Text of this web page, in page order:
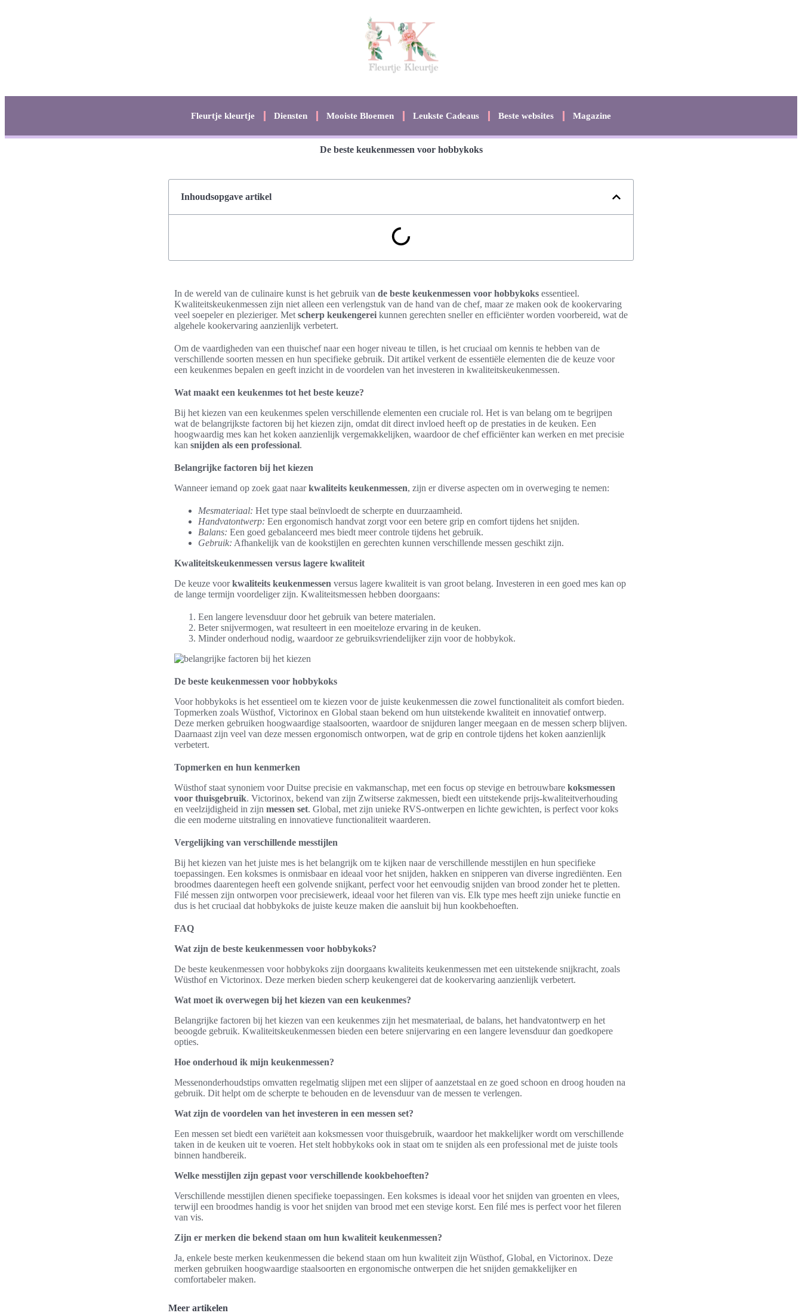
Fleurtje kleurtje Diensten Mooiste Bloemen Leukste Cadeaus Beste websites Magazine
De beste keukenmessen voor hobbykoks
Inhoudsopgave artikel
In de wereld van de culinaire kunst is het gebruik van de beste keukenmessen voor hobbykoks essentieel.
Kwaliteitskeukenmessen zijn niet alleen een verlengstuk van de hand van de chef, maar ze maken ook de kookervaring
veel soepeler en plezieriger. Met scherp keukengerei kunnen gerechten sneller en efficiënter worden voorbereid, wat de
algehele kookervaring aanzienlijk verbetert.
Om de vaardigheden van een thuischef naar een hoger niveau te tillen, is het cruciaal om kennis te hebben van de
verschillende soorten messen en hun specifieke gebruik. Dit artikel verkent de essentiële elementen die de keuze voor
een keukenmes bepalen en geeft inzicht in de voordelen van het investeren in kwaliteitskeukenmessen.
Wat maakt een keukenmes tot het beste keuze?
Bij het kiezen van een keukenmes spelen verschillende elementen een cruciale rol. Het is van belang om te begrijpen
wat de belangrijkste factoren bij het kiezen zijn, omdat dit direct invloed heeft op de prestaties in de keuken. Een
hoogwaardig mes kan het koken aanzienlijk vergemakkelijken, waardoor de chef efficiënter kan werken en met precisie
kan snijden als een professional.
Belangrijke factoren bij het kiezen
Wanneer iemand op zoek gaat naarkwaliteits keukenmessen, zijn er diverse aspecten om in overweging te nemen:
Mesmateriaal: Het type staal beïnvloedt de scherpte en duurzaamheid.
Handvatontwerp: Een ergonomisch handvat zorgt voor een betere grip en comfort tijdens het snijden.
Balans: Een goed gebalanceerd mes biedt meer controle tijdens het gebruik.
Gebruik: Afhankelijk van de kookstijlen en gerechten kunnen verschillende messen geschikt zijn.
Kwaliteitskeukenmessen versus lagere kwaliteit
De keuze voorkwaliteits keukenmessen versus lagere kwaliteit is van groot belang. Investeren in een goed mes kan op
de lange termijn voordeliger zijn. Kwaliteitsmessen hebben doorgaans:
Een langere levensduur door het gebruik van betere materialen.
Beter snijvermogen, wat resulteert in een moeiteloze ervaring in de keuken.
Minder onderhoud nodig, waardoor ze gebruiksvriendelijker zijn voor de hobbykok.
De beste keukenmessen voor hobbykoks
Voor hobbykoks is het essentieel om te kiezen voor de juiste keukenmessen die zowel functionaliteit als comfort bieden.
Topmerken zoals Wüsthof, Victorinox en Global staan bekend om hun uitstekende kwaliteit en innovatief ontwerp.
Deze merken gebruiken hoogwaardige staalsoorten, waardoor de snijduren langer meegaan en de messen scherp blijven.
Daarnaast zijn veel van deze messen ergonomisch ontworpen, wat de grip en controle tijdens het koken aanzienlijk
verbetert.
Topmerken en hun kenmerken
Wüsthof staat synoniem voor Duitse precisie en vakmanschap, met een focus op stevige en betrouwbare koksmessen
voor thuisgebruik. Victorinox, bekend van zijn Zwitserse zakmessen, biedt een uitstekende prijs-kwaliteitverhouding
en veelzijdigheid in zijn messen set. Global, met zijn unieke RVS-ontwerpen en lichte gewichten, is perfect voor koks
die een moderne uitstraling en innovatieve functionaliteit waarderen.
Vergelijking van verschillende messtijlen
Bij het kiezen van het juiste mes is het belangrijk om te kijken naar de verschillende messtijlen en hun specifieke
toepassingen. Een koksmes is onmisbaar en ideaal voor het snijden, hakken en snipperen van diverse ingrediënten. Een
broodmes daarentegen heeft een golvende snijkant, perfect voor het eenvoudig snijden van brood zonder het te pletten.
Filé messen zijn ontworpen voor precisiewerk, ideaal voor het fileren van vis. Elk type mes heeft zijn unieke functie en
dus is het cruciaal dat hobbykoks de juiste keuze maken die aansluit bij hun kookbehoeften.
FAQ
Wat zijn de beste keukenmessen voor hobbykoks?
De beste keukenmessen voor hobbykoks zijn doorgaans kwaliteits keukenmessen met een uitstekende snijkracht, zoals
Wüsthof en Victorinox. Deze merken bieden scherp keukengerei dat de kookervaring aanzienlijk verbetert.
Wat moet ik overwegen bij het kiezen van een keukenmes?
Belangrijke factoren bij het kiezen van een keukenmes zijn het mesmateriaal, de balans, het handvatontwerp en het
beoogde gebruik. Kwaliteitskeukenmessen bieden een betere snijervaring en een langere levensduur dan goedkopere
opties.
Hoe onderhoud ik mijn keukenmessen?
Messenonderhoudstips omvatten regelmatig slijpen met een slijper of aanzetstaal en ze goed schoon en droog houden na
gebruik. Dit helpt om de scherpte te behouden en de levensduur van de messen te verlengen.
Wat zijn de voordelen van het investeren in een messen set?
Een messen set biedt een variëteit aan koksmessen voor thuisgebruik, waardoor het makkelijker wordt om verschillende
taken in de keuken uit te voeren. Het stelt hobbykoks ook in staat om te snijden als een professional met de juiste tools
binnen handbereik.
Welke messtijlen zijn gepast voor verschillende kookbehoeften?
Verschillende messtijlen dienen specifieke toepassingen. Een koksmes is ideaal voor het snijden van groenten en vlees,
terwijl een broodmes handig is voor het snijden van brood met een stevige korst. Een filé mes is perfect voor het fileren
van vis.
Zijn er merken die bekend staan om hun kwaliteit keukenmessen?
Ja, enkele beste merken keukenmessen die bekend staan om hun kwaliteit zijn Wüsthof, Global, en Victorinox. Deze
merken gebruiken hoogwaardige staalsoorten en ergonomische ontwerpen die het snijden gemakkelijker en
comfortabeler maken.
Meer artikelen